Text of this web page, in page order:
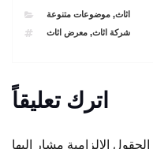
CATEGORIES اثاث,موضوعات متنوعة
TAGS
شركة اثاث,معرض اثاث
اترك تعليقاً
الحقول الإلزامية مشار إليها